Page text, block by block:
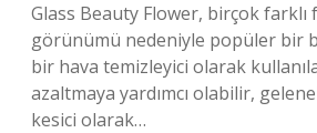
Glass Beauty Flower, birçok farklı
görünümü nedeniyle popüler bir
bir hava temizleyici olarak
azaltmaya yardımcı olabilir,
kesici olarak…